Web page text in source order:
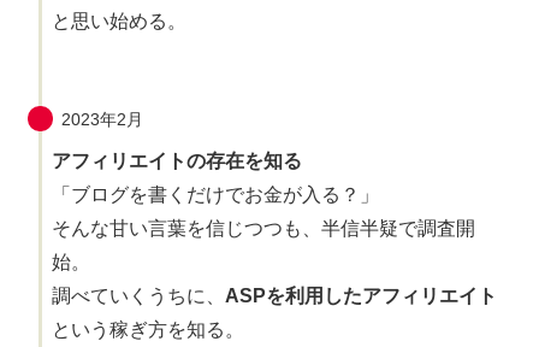
と思い始める。
2023年2月
アフィリエイトの存在を知る
「ブログを書くだけでお金が入る？」
そんな甘い言葉を信じつつも、半信半疑で調査開
始。
調べていくうちに、 ASPを利用したアフィリエイト
という稼ぎ方を知る。